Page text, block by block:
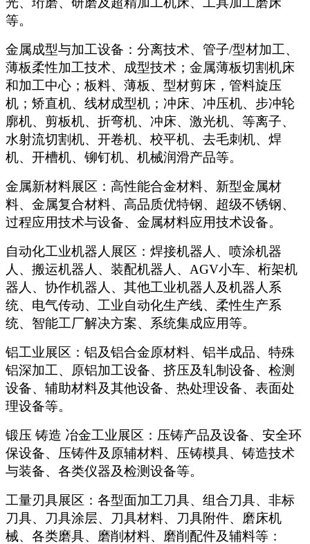
等。
金属成型与加工设备：分离技术、管子/型材加工、
薄板柔性加工技术、成型技术；金属薄板切割机床
和加工中心；板料、薄板、型材剪床，管料旋压
机；矫直机、线材成型机；冲床、冲压机、步冲轮
廓机、剪板机、折弯机、冲床、激光机、等离子、
水射流切割机、开卷机、校平机、去毛刺机、焊
机、开槽机、铆钉机、机械润滑产品等。
金属新材料展区：高性能合金材料、新型金属材
料、金属复合材料、高品质优特钢、超级不锈钢、
过程应用技术与设备、金属材料应用技术设备。
自动化工业机器人展区：焊接机器人、喷涂机器
人、搬运机器人、装配机器人、AGV小车、桁架机
器人、协作机器人、其他工业机器人及机器人系
统、电气传动、工业自动化生产线、柔性生产系
统、智能工厂解决方案、系统集成应用等。
铝工业展区：铝及铝合金原材料、铝半成品、特殊
铝深加工、原铝加工设备、挤压及轧制设备、检测
设备、辅助材料及其他设备、热处理设备、表面处
理设备等。
锻压 铸造 冶金工业展区：压铸产品及设备、安全环
保设备、压铸件及原辅材料、压铸模具、铸造技术
与装备、各类仪器及检测设备等。
工量刃具展区：各型面加工刀具、组合刀具、非标
刀具、刀具涂层、刀具材料、刀具附件、磨床机
械、各类磨具、磨削材料、磨削配件及辅料等：